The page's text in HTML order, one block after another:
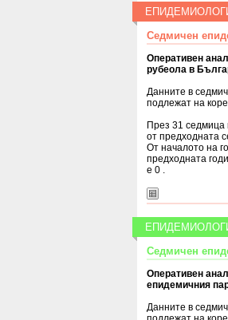
Седмичен
Оперативен
рубеола в
Данните в
подлежат на
През 31 седмица
от предходната
От началото на
предходната
е 0 .
Седмичен
Оперативен
епидемичния
Данните в